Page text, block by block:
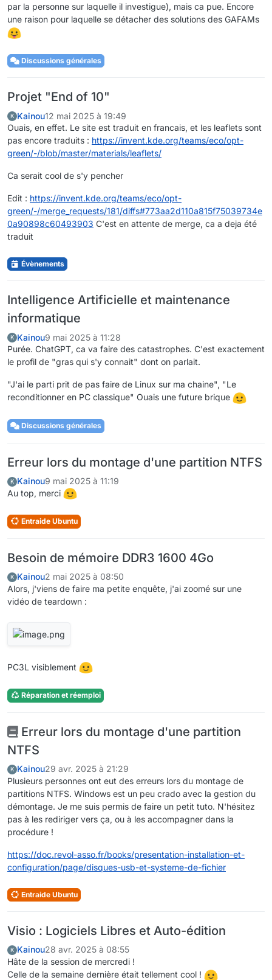
par la personne sur laquelle il investigue), mais ca pue. Encore
une raison pour laquelle se détacher des solutions des GAFAMs
Discussions générales
Projet "End of 10"
K Kainou12 mai 2025 à 19:49
Ouais, en effet. Le site est traduit en francais, et les leaflets sont
pas encore traduits : https://invent.kde.org/teams/eco/opt-
green/-/blob/master/materials/leaflets/
Ca serait cool de s'y pencher
Edit : https://invent.kde.org/teams/eco/opt-
green/-/merge_requests/181/diffs#773aa2d110a815f75039734e
0a90898c60493903 C'est en attente de merge, ca a deja été
traduit
Évènements
Intelligence Artificielle et maintenance
informatique
K Kainou9 mai 2025 à 11:28
Purée. ChatGPT, ca va faire des catastrophes. C'est exactement
le profil de "gras qui s'y connait" dont on parlait.
"J'ai le parti prit de pas faire de Linux sur ma chaine", "Le
reconditionner en PC classique" Ouais une future brique
Discussions générales
Erreur lors du montage d'une partition NTFS
K Kainou9 mai 2025 à 11:19
Au top, merci
Entraide Ubuntu
Besoin de mémoire DDR3 1600 4Go
K Kainou2 mai 2025 à 08:50
Alors, j'viens de faire ma petite enquête, j'ai zoomé sur une
vidéo de teardown :
PC3L visiblement
Réparation et réemploi
Erreur lors du montage d'une partition
NTFS
K Kainou29 avr. 2025 à 21:29
Plusieurs personnes ont eut des erreurs lors du montage de
partitions NTFS. Windows est un peu crado avec la gestion du
démontage. Je me suis permis de faire un petit tuto. N'hésitez
pas à les rediriger vers ça, ou à les accompagner dans la
procédure !
https://doc.revol-asso.fr/books/presentation-installation-et-
configuration/page/disques-usb-et-systeme-de-fichier
Entraide Ubuntu
Visio : Logiciels Libres et Auto-édition
K Kainou28 avr. 2025 à 08:55
Hâte de la session de mercredi !
Celle de la semaine dernière était tellement cool !